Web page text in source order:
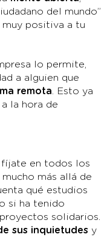
del mundo”
muy positiva a tu
lo permite,
a alguien que
remota . Esto ya
la hora de
fíjate en todos los
más allá de
qué estudios
si ha tenido
solidarios.
sus inquietudes y